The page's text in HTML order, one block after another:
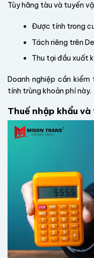
Tùy hãng tàu và tuyến
Được tính trong
Tách riêng trên
Thu tại đầu xuất
Doanh nghiệp cần
tính trùng khoản phí này.
Thuế nhập khẩu và